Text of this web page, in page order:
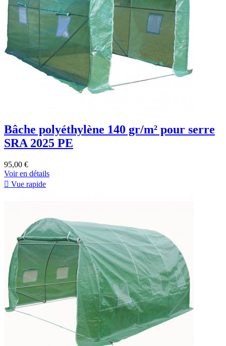
Bâche polyéthylène 140 gr/m² pour serre
SRA 2025 PE
95,00 €
Voir en détails
 Vue rapide